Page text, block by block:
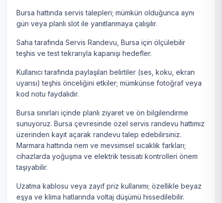
Bursa hattında servis talepleri; mümkün olduğunca aynı
gün veya planlı slot ile yanıtlanmaya çalışılır.
Saha tarafında Servis Randevu, Bursa için ölçülebilir
teşhis ve test tekrarıyla kapanışı hedefler.
Kullanıcı tarafında paylaşılan belirtiler (ses, koku, ekran
uyarısı) teşhis önceliğini etkiler; mümkünse fotoğraf veya
kod notu faydalıdır.
Bursa sınırları içinde planlı ziyaret ve ön bilgilendirme
sunuyoruz. Bursa çevresinde özel servis randevu hattımız
üzerinden kayıt açarak randevu talep edebilirsiniz.
Marmara hattında nem ve mevsimsel sıcaklık farkları;
cihazlarda yoğuşma ve elektrik tesisatı kontrolleri önem
taşıyabilir.
Uzatma kablosu veya zayıf priz kullanımı; özellikle beyaz
eşya ve klima hatlarında voltaj düşümü hissedilebilir.